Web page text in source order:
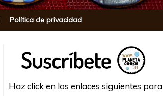
Política de privacidad
Haz click en los enlaces siguientes para